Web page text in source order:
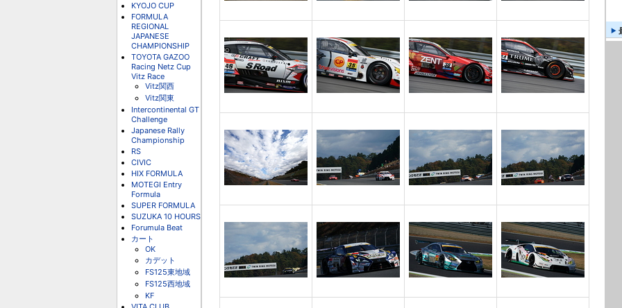
KYOJO CUP
FORMULA
REGIONAL
JAPANESE
CHAMPIONSHIP
TOYOTA GAZOO
Racing Netz Cup
Vitz Race
Vitz関西
Vitz関東
Intercontinental GT
Challenge
Japanese Rally
Championship
RS
CIVIC
HIX FORMULA
MOTEGI Entry
Formula
SUPER FORMULA
SUZUKA 10 HOURS
Forumula Beat
カート
OK
カデット
FS125東地域
FS125西地域
KF